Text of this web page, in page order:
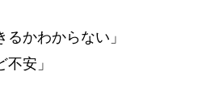
るかわからない」
安」